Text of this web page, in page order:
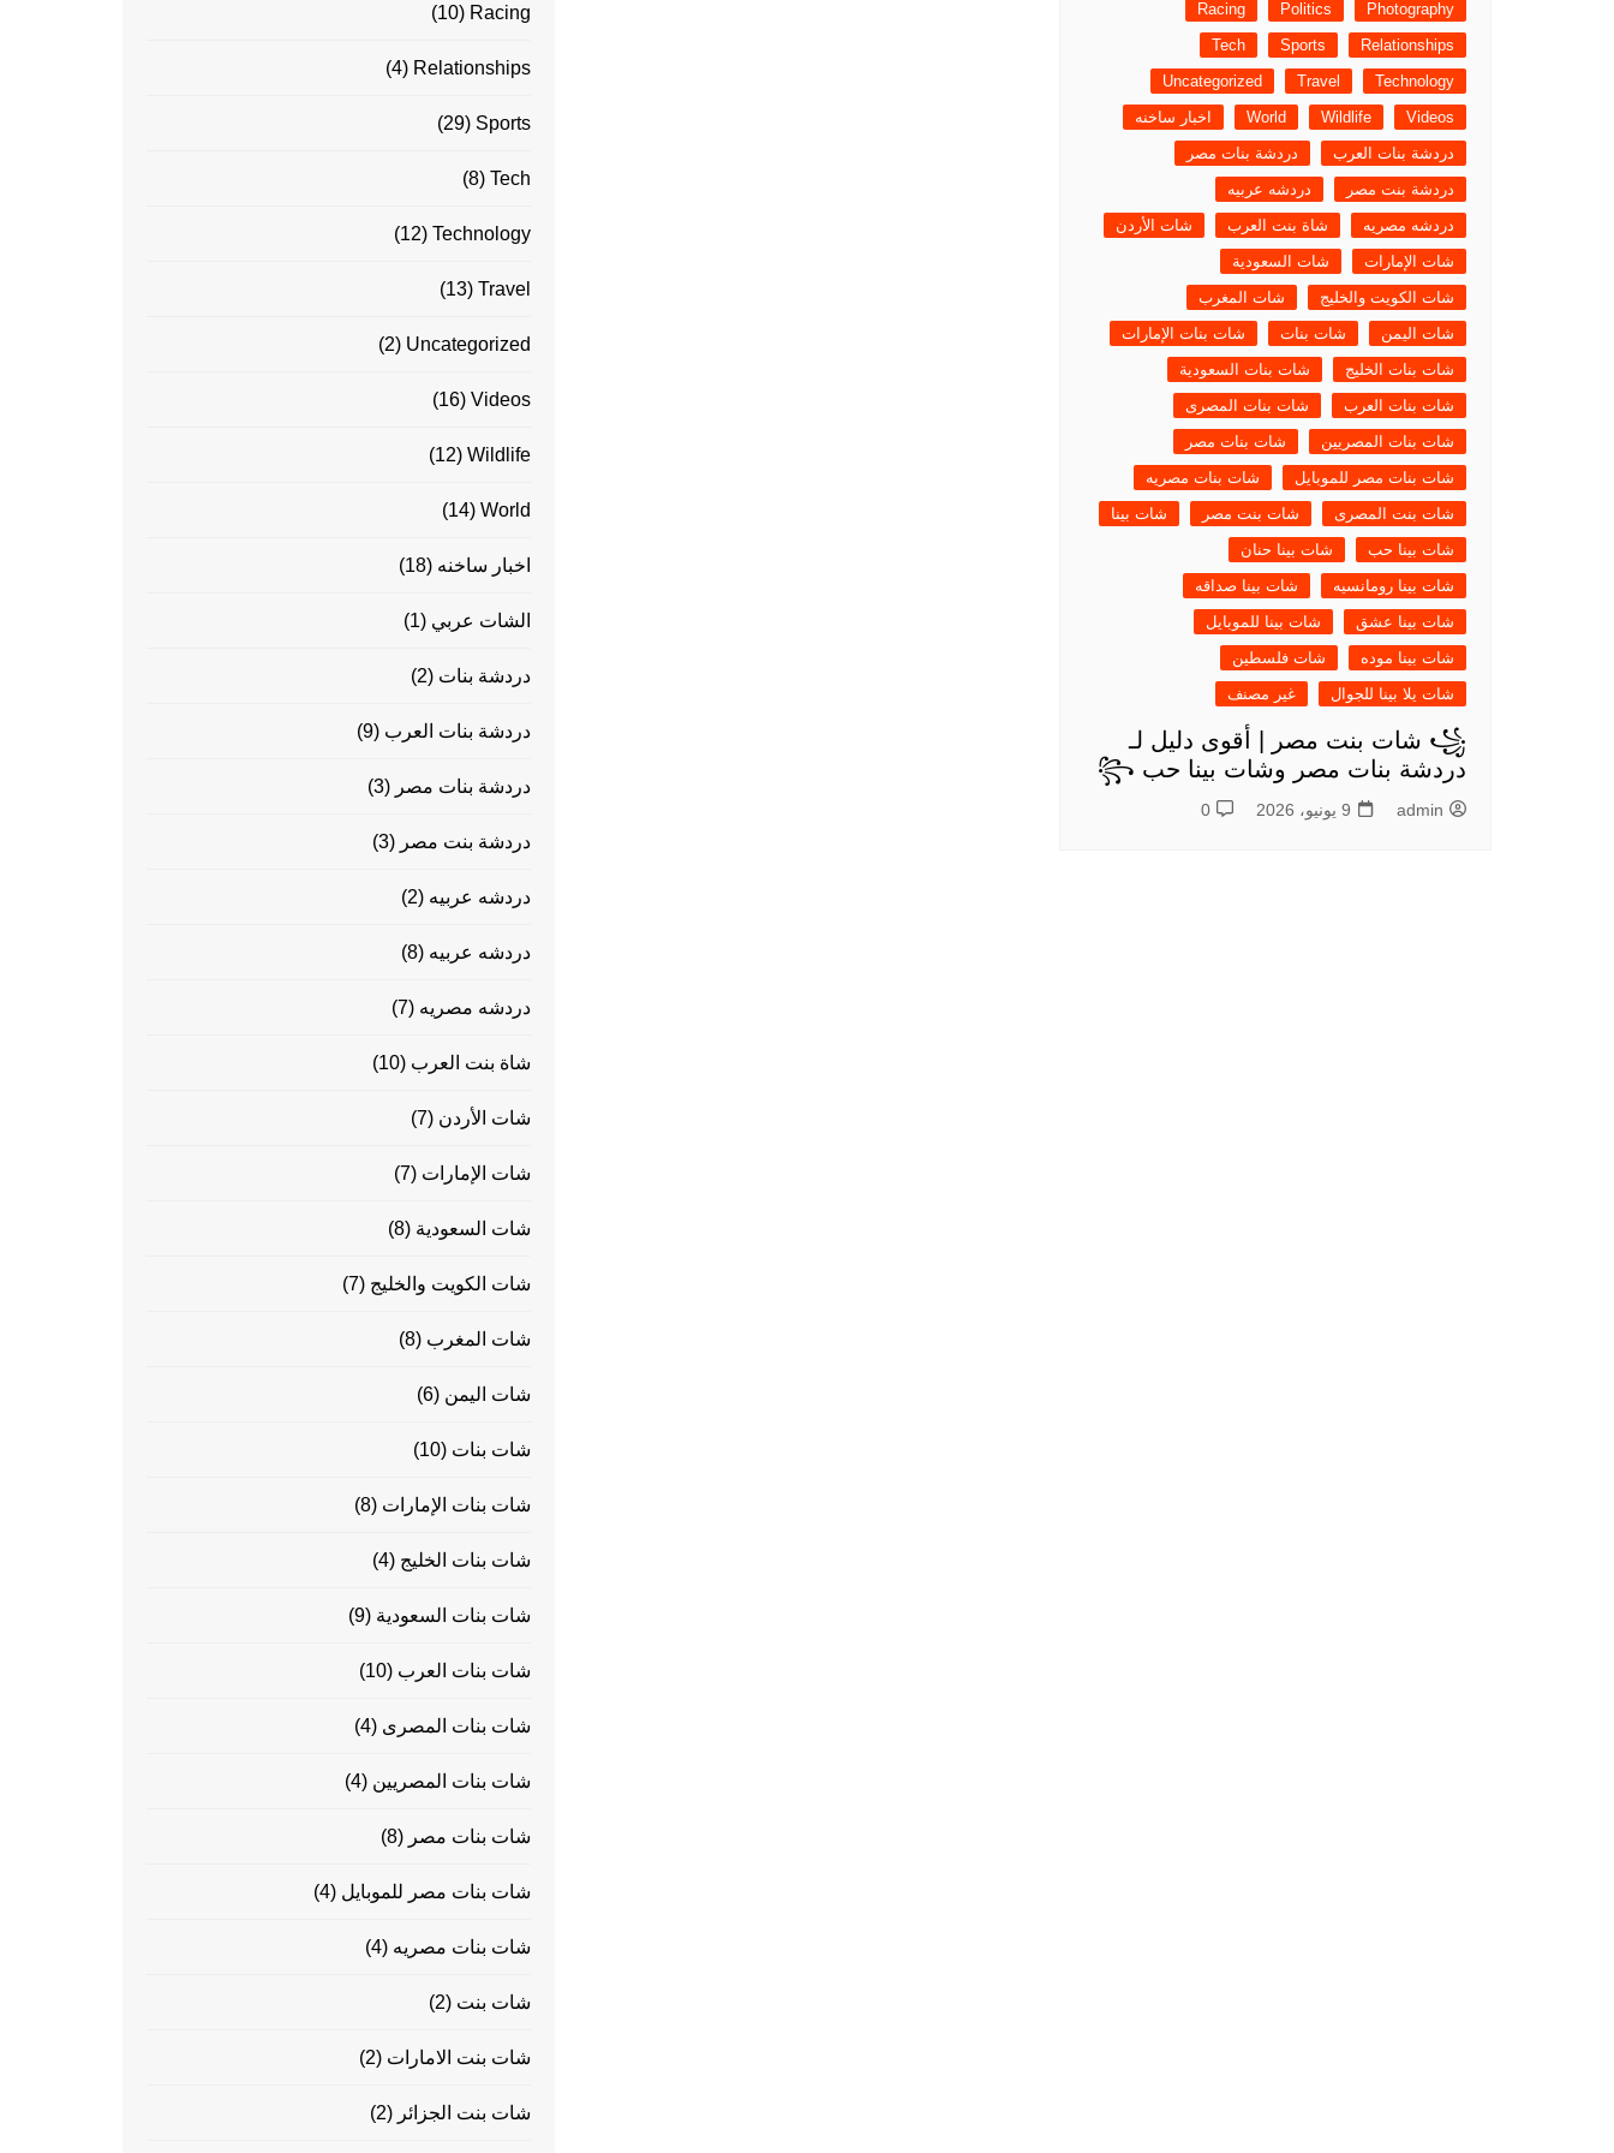
Photography
Politics
Racing
Relationships
Sports
Tech
Technology
Travel
Uncategorized
Videos
Wildlife
World
اخبار ساخنه
دردشة بنات العرب
دردشة بنات مصر
دردشة بنت مصر
دردشه عربيه
دردشه مصريه
شاة بنت العرب
شات الأردن
شات الإمارات
شات السعودية
شات الكويت والخليج
شات المغرب
شات اليمن
شات بنات
شات بنات الإمارات
شات بنات الخليج
شات بنات السعودية
شات بنات العرب
شات بنات المصرى
شات بنات المصريين
شات بنات مصر
شات بنات مصر للموبايل
شات بنات مصريه
شات بنت المصرى
شات بنت مصر
شات بينا
شات بينا حب
شات بينا حنان
شات بينا رومانسيه
شات بينا صداقه
شات بينا عشق
شات بينا للموبايل
شات بينا موده
شات فلسطين
شات يلا بينا للجوال
غير مصنف
꧁ شات بنت مصر | أقوى دليل لـ
دردشة بنات مصر وشات بينا حب ꧂
admin 9 يونيو، 2026 0
Racing
(10)
Relationships
(4)
Sports
(29)
Tech
(8)
Technology
(12)
Travel
(13)
Uncategorized
(2)
Videos
(16)
Wildlife
(12)
World
(14)
اخبار ساخنه (18)
الشات عربي (1)
دردشة بنات (2)
دردشة بنات العرب (9)
دردشة بنات مصر (3)
دردشة بنت مصر (3)
دردشه عربيه (2)
دردشه عربيه (8)
دردشه مصريه (7)
شاة بنت العرب (10)
شات الأردن (7)
شات الإمارات (7)
شات السعودية (8)
شات الكويت والخليج (7)
شات المغرب (8)
شات اليمن (6)
شات بنات (10)
شات بنات الإمارات (8)
شات بنات الخليج (4)
شات بنات السعودية (9)
شات بنات العرب (10)
شات بنات المصرى (4)
شات بنات المصريين (4)
شات بنات مصر (8)
شات بنات مصر للموبايل (4)
شات بنات مصريه (4)
شات بنت (2)
شات بنت الامارات (2)
شات بنت الجزائر (2)